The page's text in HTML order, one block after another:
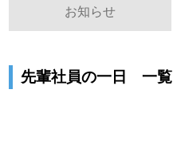
お知らせ
先輩社員の一日 一覧